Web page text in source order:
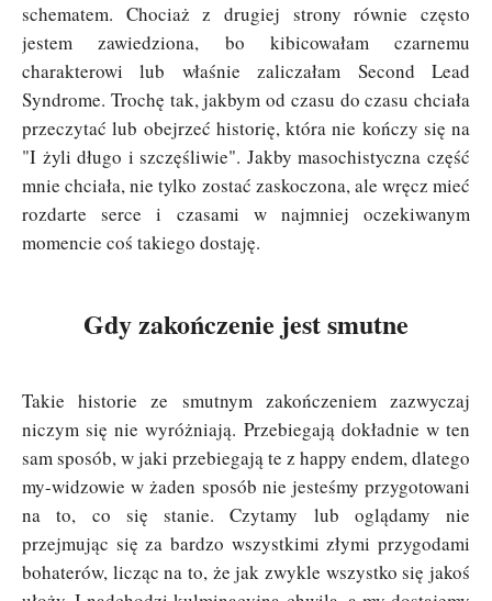
schematem. Chociaż z drugiej strony równie często
jestem zawiedziona, bo kibicowałam czarnemu
charakterowi lub właśnie zaliczałam Second Lead
Syndrome. Trochę tak, jakbym od czasu do czasu chciała
przeczytać lub obejrzeć historię, która nie kończy się na
"I żyli długo i szczęśliwie". Jakby masochistyczna część
mnie chciała, nie tylko zostać zaskoczona, ale wręcz mieć
rozdarte serce i czasami w najmniej oczekiwanym
momencie coś takiego dostaję.
Gdy zakończenie jest smutne
Takie historie ze smutnym zakończeniem zazwyczaj
niczym się nie wyróżniają. Przebiegają dokładnie w ten
sam sposób, w jaki przebiegają te z happy endem, dlatego
my-widzowie w żaden sposób nie jesteśmy przygotowani
na to, co się stanie. Czytamy lub oglądamy nie
przejmując się za bardzo wszystkimi złymi przygodami
bohaterów, licząc na to, że jak zwykle wszystko się jakoś